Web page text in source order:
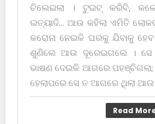
ଚିଲେଇଲା । ଟୁଇଟ୍ କରିବି,
ଇତ୍ୟାଦି... ଆଉ କହିଲା ଏମିତି
କରୋନା ନେଇକି ଘରକୁ ଯିବାକୁ
ଶୁଣିଲେ ଆଉ ଦୂରେଇଗଲେ ।
ଭାଷଣ ଦେଇକି ଆଗରେ
ହେଲାପରେ ସେ ତ ଆଗରେ ଥିଲା ଆଉ
Read